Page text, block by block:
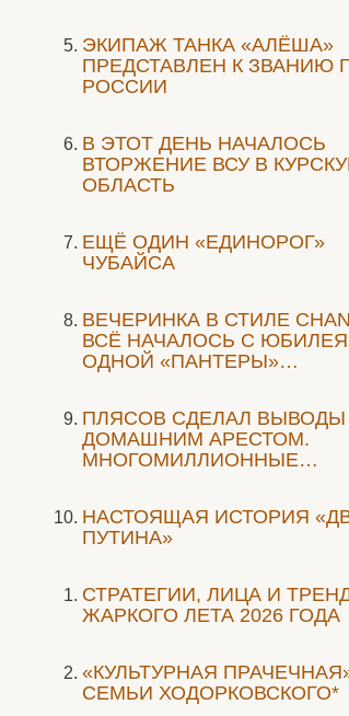
ЭКИПАЖ ТАНКА «АЛЁША»
ПРЕДСТАВЛЕН К ЗВАНИЮ
РОССИИ
В ЭТОТ ДЕНЬ НАЧАЛОСЬ
ВТОРЖЕНИЕ ВСУ В
ОБЛАСТЬ
ЕЩЁ ОДИН «ЕДИНОРОГ»
ЧУБАЙСА
ВЕЧЕРИНКА В СТИЛЕ
ВСЁ НАЧАЛОСЬ С ЮБИЛЕЯ
ОДНОЙ «ПАНТЕРЫ»…
ПЛЯСОВ СДЕЛАЛ
ДОМАШНИМ АРЕСТОМ.
МНОГОМИЛЛИОННЫЕ…
НАСТОЯЩАЯ ИСТОРИЯ
ПУТИНА»
СТРАТЕГИИ, ЛИЦА И
ЖАРКОГО ЛЕТА 2026 ГОДА
«КУЛЬТУРНАЯ
СЕМЬИ ХОДОРКОВСКОГО*